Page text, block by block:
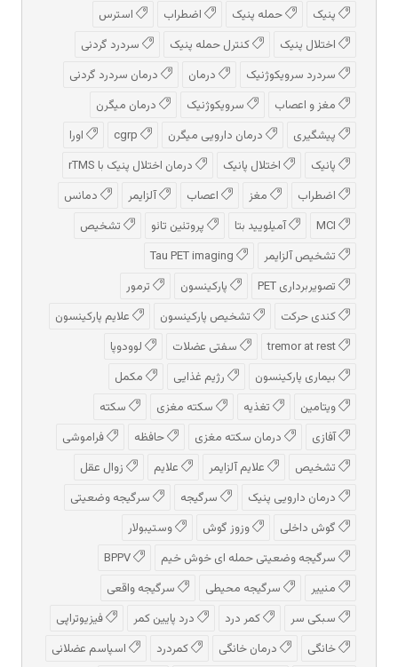
پنیک
حمله پنیک اضطراب
استرس
اختلال پنیک
کنترل حمله پنیک
سردرد گردنی
سردرد سرویکوژنیک
درمان
درمان سردرد گردنی
مغز و اعصاب
سرویکوژنیک
درمان میگرن
پیشگیری
درمان دارویی میگرن
اورا
پانیک
اختلال پانیک
درمان اختلال پنیک با rTMS
اضطراب
مغز اعصاب آلزایمر
دمانس
آمیلویید بتا پروتئین تائو
تشخیص
تشخیص آلزایمر
تصویربرداری PET
پارکینسون
ترمور
کندی حرکت
تشخیص پارکینسون
علایم پارکینسون
سفتی عضلات
لوودوپا
بیماری پارکینسون
رژیم غذایی
مکمل
ویتامین
تغذیه سکته مغزی
سکته
آفازی
درمان سکته مغزی حافظه
فراموشی
تشخیص
علایم آلزایمر علایم
زوال عقل
درمان دارویی پنیک
سرگیجه
سرگیجه وضعیتی
گوش داخلی
وزوز گوش
وستیبولار
سرگیجه وضعیتی حمله ای خوش خیم
منییر
سرگیجه محیطی
سرگیجه واقعی
سبکی سر
کمر درد درد پایین کمر
فیزیوتراپی
خانگی
درمان خانگی کمردرد اسپاسم عضلانی